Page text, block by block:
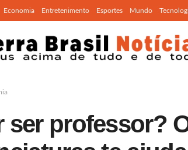
Economia Entretenimento Esportes Mundo
ser professor?